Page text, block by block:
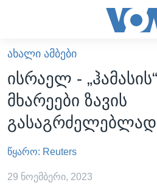
გადადით
მთავარზე
გადადით
მთავარ
ნავიგაციაზე
გადადით
ძიებაზე
ᲐᲮᲐᲚᲘ ᲐᲛᲑᲔᲑᲘ
ᲡᲐᲥᲐᲠᲗᲕᲔᲚᲝ
ᲐᲨᲨ
ᲐᲨᲨ-ᲘᲡ ᲐᲠᲩᲔᲕᲜᲔᲑᲘ 2024
ᲛᲡᲝᲤᲚᲘᲝ
ᲐᲮᲐᲚᲘ ᲐᲛᲑᲔᲑᲘ
ისრაელ -
მხარეები ზავის
გასაგრძელებლად
წყარო: Reuters
29 ნოემბერი, 2023